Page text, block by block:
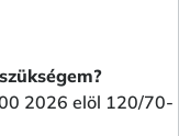
2026 elöl 120/70-